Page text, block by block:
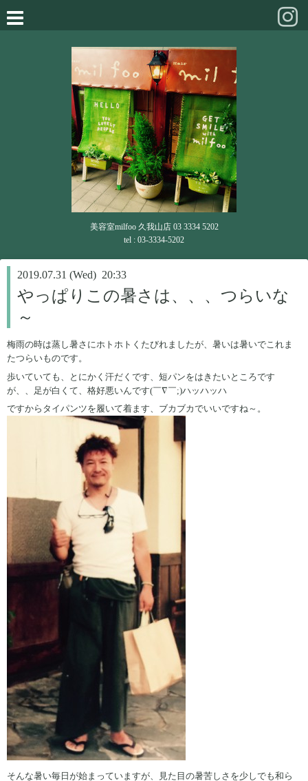
美容室milfoo 久我山店 03 3334 5202
tel : 03-3334-5202
2019.07.31 (Wed) 20:33
やっぱりこの暑さは、、、つらいな
～
梅雨の時は蒸し暑さにホトホトくたびれましたが、暑いは暑いでこれま
たつらいものです。
歩いていても、とにかく汗だくです、短パンをはきたいところです
が、、足が白くて、格好悪いんです(￣∇￣;)ハッハッハ
ですからタイパンツを履いて着ます、ブカブカでいいですね～。
そんな暑い毎日が始まっていますが、見た目の暑苦しさを少しでも和ら